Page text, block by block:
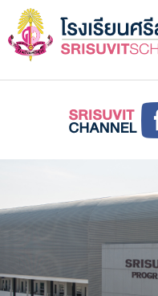
ยัง
เนื้อหา